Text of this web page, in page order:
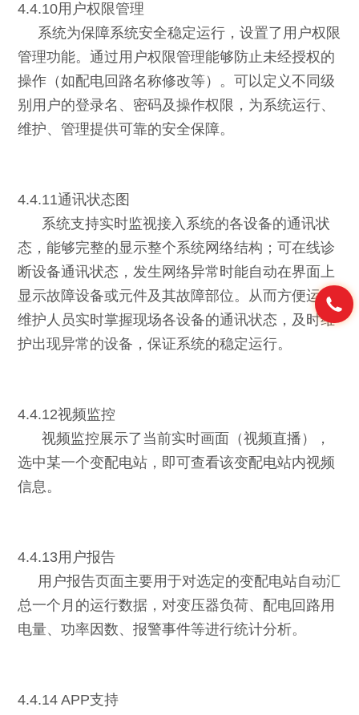
4.4.10用户权限管理
系统为保障系统安全稳定运行，设置了用户权限
管理功能。通过用户权限管理能够防止未经授权的
操作（如配电回路名称修改等）。可以定义不同级
别用户的登录名、密码及操作权限，为系统运行、
维护、管理提供可靠的安全保障。
4.4.11通讯状态图
系统支持实时监视接入系统的各设备的通讯状
态，能够完整的显示整个系统网络结构；可在线诊
断设备通讯状态，发生网络异常时能自动在界面上
显示故障设备或元件及其故障部位。从而方便运行
维护人员实时掌握现场各设备的通讯状态，及时维
护出现异常的设备，保证系统的稳定运行。
4.4.12视频监控
视频监控展示了当前实时画面（视频直播），
选中某一个变配电站，即可查看该变配电站内视频
信息。
4.4.13用户报告
用户报告页面主要用于对选定的变配电站自动汇
总一个月的运行数据，对变压器负荷、配电回路用
电量、功率因数、报警事件等进行统计分析。
4.4.14 APP支持